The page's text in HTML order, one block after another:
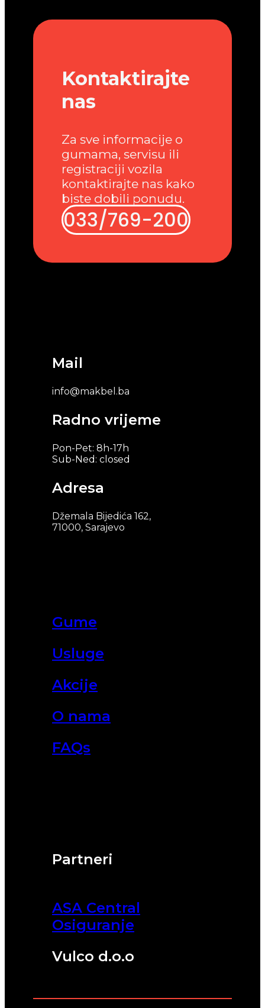
Partneri
ASA Central
Osiguranje
Vulco d.o.o
Gume
Usluge
Akcije
O nama
FAQs
Mail
info@makbel.ba
Radno vrijeme
Pon-Pet: 8h-17h
Sub-Ned: closed
Adresa
Džemala Bijedića 162,
71000, Sarajevo
Kontaktirajte
nas
Za sve informacije o
gumama, servisu ili
registraciji vozila
kontaktirajte nas kako
biste dobili ponudu.
033/769-200